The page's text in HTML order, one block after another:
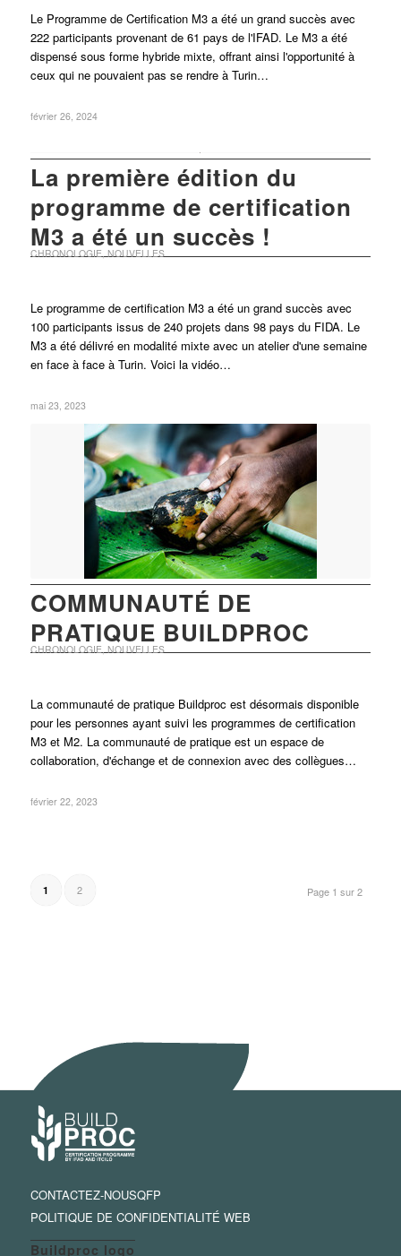
Le Programme de Certification M3 a été un grand succès avec
222 participants provenant de 61 pays de l'IFAD. Le M3 a été
dispensé sous forme hybride mixte, offrant ainsi l'opportunité à
ceux qui ne pouvaient pas se rendre à Turin…
février 26, 2024
La première édition du
programme de certification
M3 a été un succès !
CHRONOLOGIE NOUVELLES
Le programme de certification M3 a été un grand succès avec
100 participants issus de 240 projets dans 98 pays du FIDA. Le
M3 a été délivré en modalité mixte avec un atelier d'une semaine
en face à face à Turin. Voici la vidéo…
mai 23, 2023
COMMUNAUTÉ DE
PRATIQUE BUILDPROC
CHRONOLOGIE NOUVELLES
La communauté de pratique Buildproc est désormais disponible
pour les personnes ayant suivi les programmes de certification
M3 et M2. La communauté de pratique est un espace de
collaboration, d'échange et de connexion avec des collègues…
février 22, 2023
Page 1 sur 2
1 2
CONTACTEZ-NOUSQFP
POLITIQUE DE CONFIDENTIALITÉ WEB
Buildproc logo